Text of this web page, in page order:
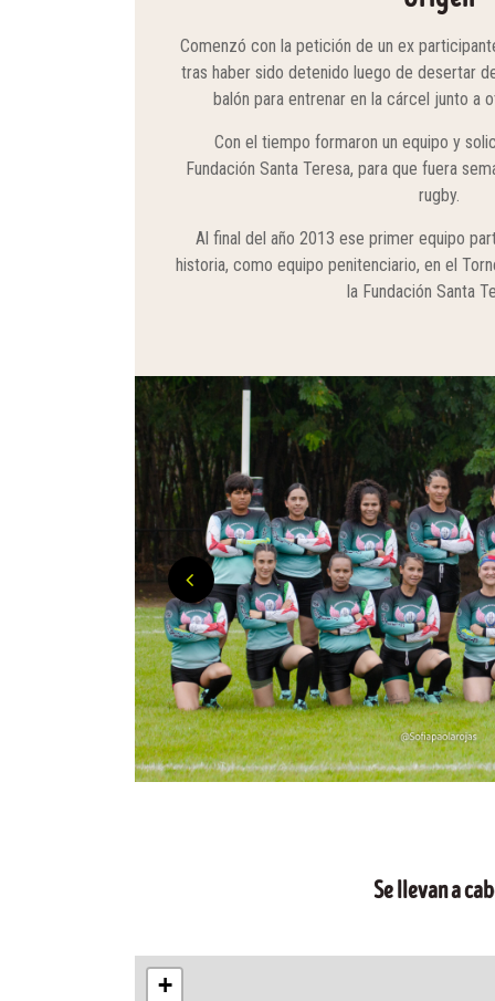
Comenzó con la petición de un ex
tras haber sido detenido luego de desertar
balón para entrenar en la cárcel junto a
Con el tiempo formaron un equipo y
Fundación Santa Teresa, para que fuera
rugby.
Al final del año 2013 ese primer equipo
historia, como equipo penitenciario, en el
la Fundación Santa
Se llevan a
+